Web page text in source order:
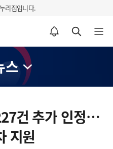
리집입니다.
알림설정 바로가기 검색 바로가기 메뉴 열기
스
건 추가 인정…
지원